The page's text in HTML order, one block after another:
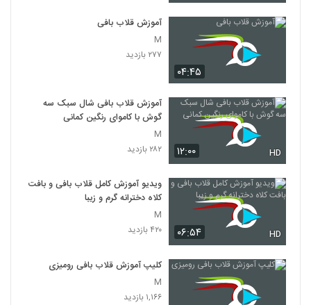
۰۴:۴۵
آموزش قلاب بافی
M
۲۷۷ بازدید
۱۲:۰۰ HD
آموزش قلاب بافی شال سبک سه
گوش با کاموای رنگین کمانی
M
۲۸۲ بازدید
۰۶:۵۴ HD
ویدیو آموزش کامل قلاب بافی و بافت
کلاه دخترانه گرم و زیبا
M
۴۲۰ بازدید
کلیپ آموزش قلاب بافی رومیزی
M
۱,۱۶۶ بازدید